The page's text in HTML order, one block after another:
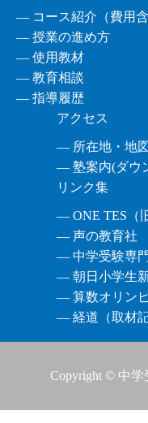
― コース紹介（費用含
― 授業の進め方
― 使用教材
― 教育相談
― 指導履歴
アクセス
― 所在地・地図
― 塾案内(ダウ
リンク集
― ONE TES（
― 声の教育社
― 中学受験専
― 朝日小学生
― 算数オリン
― 経道（取材記
Copyright © 中学